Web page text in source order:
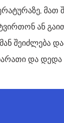
მათ
ან
შეიძლება
და დედა